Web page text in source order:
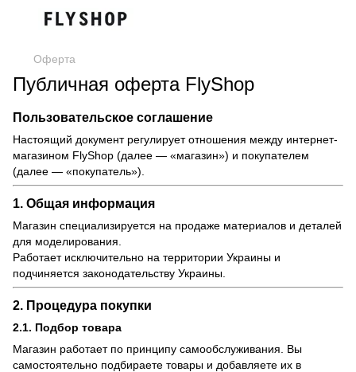
Оферта
Публичная оферта FlyShop
Пользовательское соглашение
Настоящий документ регулирует отношения между интернет-
магазином FlyShop (далее — «магазин») и покупателем
(далее — «покупатель»).
1. Общая информация
Магазин специализируется на продаже материалов и деталей
для моделирования.
Работает исключительно на территории Украины и
подчиняется законодательству Украины.
2. Процедура покупки
2.1. Подбор товара
Магазин работает по принципу самообслуживания. Вы
самостоятельно подбираете товары и добавляете их в